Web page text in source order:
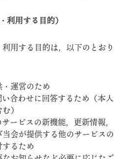
利用する目的）
用する目的は，以下のとおり
運営のため
合わせに回答するため（本人
）
ービスの新機能，更新情報，
会が提供する他のサービスの
るため